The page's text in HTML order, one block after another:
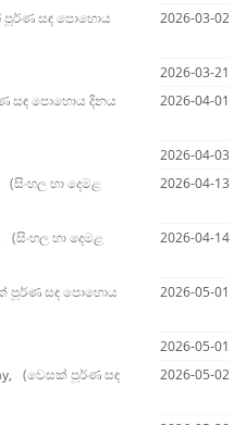
පූර්ණ සඳ පොහොය
2026-03-02
2026-03-21
සඳ පොහොය දිනය
2026-04-01
2026-04-03
(සිංහල හා දෙමළ
2026-04-13
(සිංහල හා දෙමළ
2026-04-14
පූර්ණ සඳ පොහොය
2026-05-01
2026-05-01
(වෙසක් පූර්ණ සඳ
2026-05-02